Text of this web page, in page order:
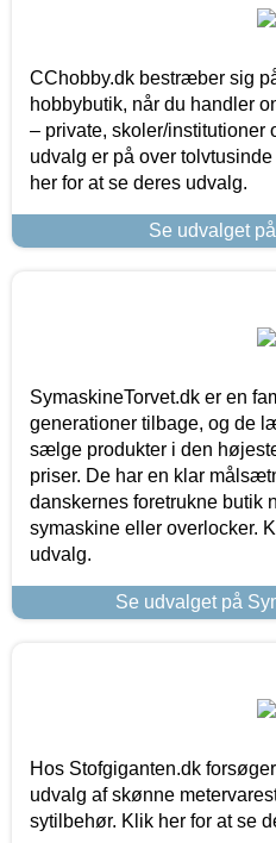
CChobby.dk bestræber sig
hobbybutik, når du handler
– private, skoler/institutioner
udvalg er på over
her for at se deres udvalg.
Se udvalget
SymaskineTorvet.dk er en
generationer tilbage, og de
sælge produkter i den
priser. De har en klar
danskernes foretrukne butik
symaskine eller overlocker.
udvalg.
Se udvalget på
Hos Stofgiganten.dk
udvalg af skønne
sytilbehør. Klik her for at se